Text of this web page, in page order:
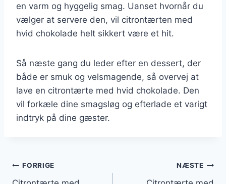
en varm og hyggelig smag. Uanset hvornår du
vælger at servere den, vil citrontærten med
hvid chokolade helt sikkert være et hit.
Så næste gang du leder efter en dessert, der
både er smuk og velsmagende, så overvej at
lave en citrontærte med hvid chokolade. Den
vil forkæle dine smagsløg og efterlade et varigt
indtryk på dine gæster.
Indlægsnavigation
FORRIGE NÆSTE